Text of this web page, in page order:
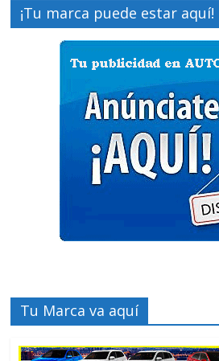
¡Tu marca puede estar aquí!
Tu Marca va aquí